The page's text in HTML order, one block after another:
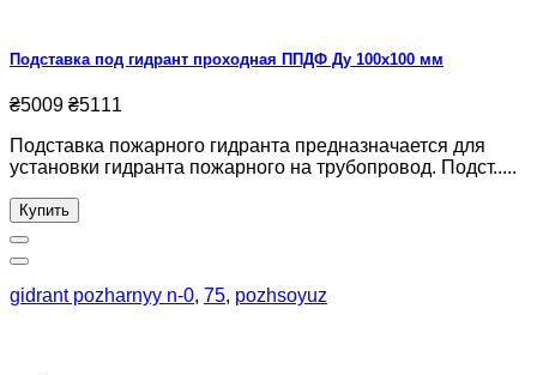
Подставка под гидрант проходная ППДФ Ду 100х100 мм
₴5009 ₴5111
Подставка пожарного гидранта предназначается для
установки гидранта пожарного на трубопровод. Подст.....
Купить
gidrant pozharnyy n-0, 75, pozhsoyuz